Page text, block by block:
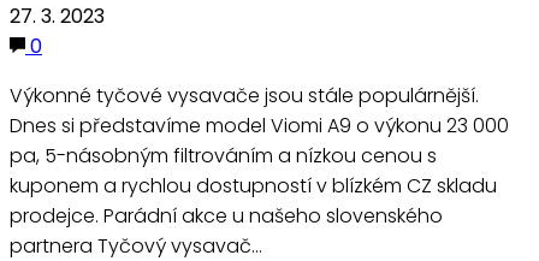
27. 3. 2023
0
Výkonné tyčové vysavače jsou stále populárnější.
Dnes si představíme model Viomi A9 o výkonu 23 000
pa, 5-násobným filtrováním a nízkou cenou s
kuponem a rychlou dostupností v blízkém CZ skladu
prodejce. Parádní akce u našeho slovenského
partnera Tyčový vysavač…